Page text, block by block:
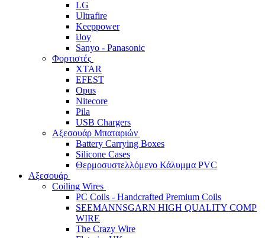
LG
Ultrafire
Keeppower
iJoy
Sanyo - Panasonic
Φορτιστές
XTAR
EFEST
Opus
Nitecore
Pila
USB Chargers
Αξεσουάρ Μπαταριών
Battery Carrying Boxes
Silicone Cases
Θερμοσυστελλόμενο Κάλυμμα PVC
Αξεσουάρ
Coiling Wires
PC Coils - Handcrafted Premium Coils
SEEMANNSGARN HIGH QUALITY COMP
WIRE
The Crazy Wire